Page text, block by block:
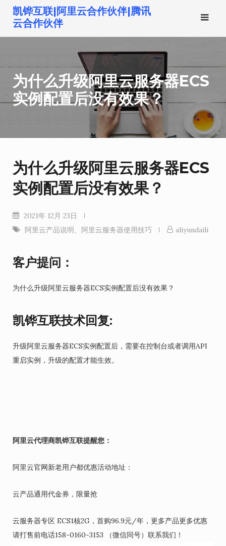
到
凯铧互联|阿里云合作伙伴|腾讯
云合作伙伴
为什么升级阿里云服务器ECS
实例配置后没有效果？
为什么升级阿里云服务器ECS
实例配置后没有效果？
2021年 12月 23日
阿里云产品说明、 阿里云服务器使用技巧 aliyundaili
客户提问：
为什么升级阿里云服务器ECS实例配置后没有效果？
凯铧互联技术回复:
升级阿里云服务器ECS实例配置后，需要在控制台或者调用API
重启实例，升级的配置才能生效。
阿里云代理商凯铧互联提醒您：
阿里云官网新老用户都优惠活动地址：
云产品通用代金券，限量抢
云服务器专区 ECS1核2G，首购96.9元/年，更多产品更多优惠
请打售前电话158-0160-3153 （微信同号）联系我们！